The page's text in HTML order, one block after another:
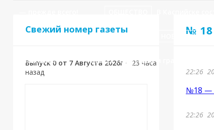
ул. Ленина, 17 — завершаются! НОВОСТИ В
уважения!» ОБЩЕСТВО Приём граждан у
Свежий номер газеты
Выпуск 0 от 7 Августа 2026г • 23 часа
назад
№ 18
22:26
№18 —
22:26